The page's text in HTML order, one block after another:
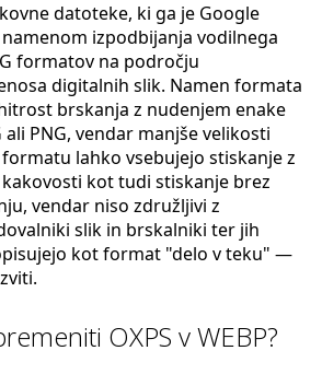
datoteke, ki ga je Google
izpodbijanja vodilnega
formatov na področju
digitalnih slik. Namen formata
brskanja z nudenjem enake
ali PNG, vendar manjše velikosti
formatu lahko vsebujejo stiskanje z
kot tudi stiskanje brez
vendar niso združljivi z
slik in brskalniki ter jih
kot format "delo v teku" —
OXPS v WEBP?